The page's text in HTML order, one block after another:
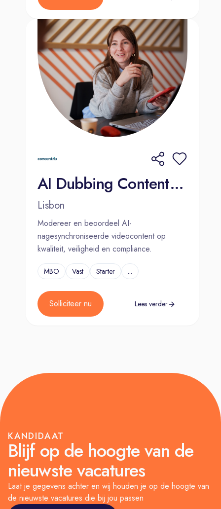
jezelf al als de operationele held
voor onze topklanten? Wacht dan
niet langer! Klik op de knop
hieronder, stuur ons je CV en vertel
ons waarom jij perfect bent voor
deze job. We kunnen niet wachten
om van je te horen
AI Dubbing Content Moderator (Dutch-Speaker) 2000€ Bonus
Lisbon
Modereer en beoordeel AI-
nagesynchroniseerde videocontent op
kwaliteit, veiligheid en compliance.
MBO Vast Starter ...
Solliciteer nu Lees verder
KANDIDAAT
Blijf op de hoogte van de
nieuwste vacatures
Laat je gegevens achter en wij houden je op de hoogte van
de nieuwste vacatures die bij jou passen